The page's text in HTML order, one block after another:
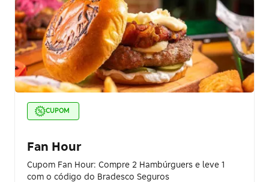
CUPOM
Fan Hour
Cupom Fan Hour: Compre 2 Hambúrguers e leve 1
com o código do Bradesco Seguros